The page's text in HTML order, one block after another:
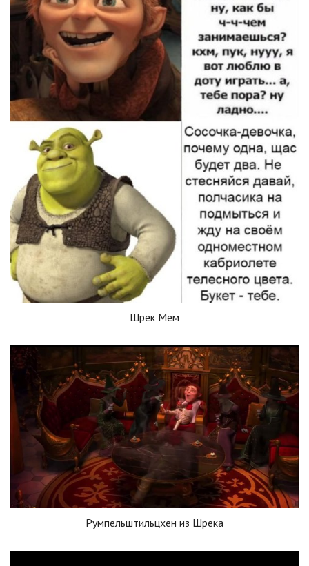
Шрек Мем
Румпельштильцхен из Шрека